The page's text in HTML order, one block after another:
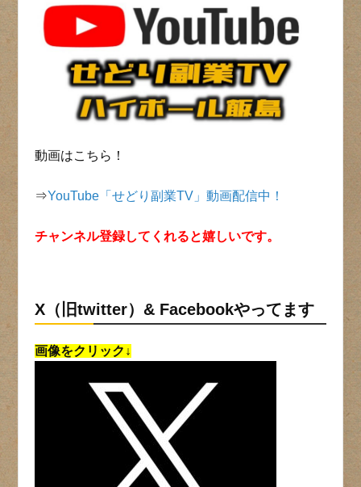
動画はこちら！
⇒YouTube「せどり副業TV」動画配信中！
チャンネル登録してくれると嬉しいです。
X（旧twitter）& Facebookやってます
画像をクリック↓